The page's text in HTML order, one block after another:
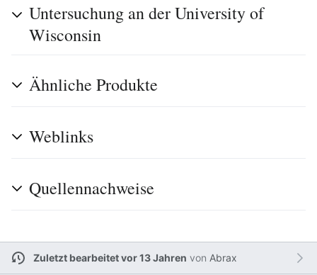
Untersuchung an der University of
Wisconsin
Ähnliche Produkte
Weblinks
Quellennachweise
Zuletzt bearbeitet vor 13 Jahren von Abrax